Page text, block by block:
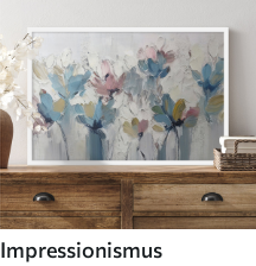
Impressionismus